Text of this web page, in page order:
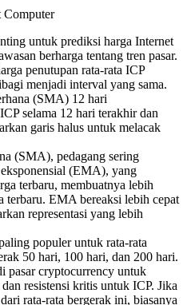
Computer
untuk prediksi harga Internet
berharga tentang tren pasar.
penutupan rata-rata ICP
menjadi interval yang sama.
(SMA) 12 hari
selama 12 hari terakhir dan
garis halus untuk melacak
(SMA), pedagang sering
(EMA), yang
terbaru, membuatnya lebih
terbaru. EMA bereaksi lebih cepat
representasi yang lebih
populer untuk rata-rata
50 hari, 100 hari, dan 200 hari.
pasar cryptocurrency untuk
resistensi kritis untuk ICP. Jika
rata-rata bergerak ini, biasanya